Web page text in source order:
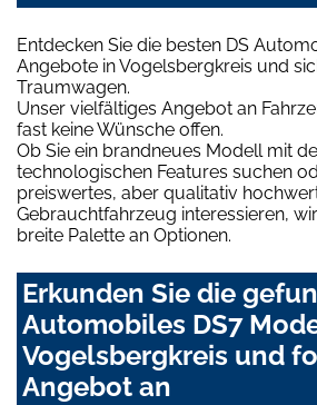
Entdecken Sie die besten DS
Angebote in Vogelsbergkreis und
Traumwagen.
Unser vielfältiges Angebot an
fast keine Wünsche offen.
Ob Sie ein brandneues Modell mit
technologischen Features suchen
preiswertes, aber qualitativ
Gebrauchtfahrzeug interessieren,
breite Palette an Optionen.
Erkunden Sie die
Automobiles DS7
Vogelsbergkreis und
Angebot an